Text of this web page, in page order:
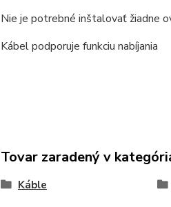
Nie je potrebné inštalovať žiadne
Kábel podporuje funkciu nabíjania
Tovar zaradený v
Káble